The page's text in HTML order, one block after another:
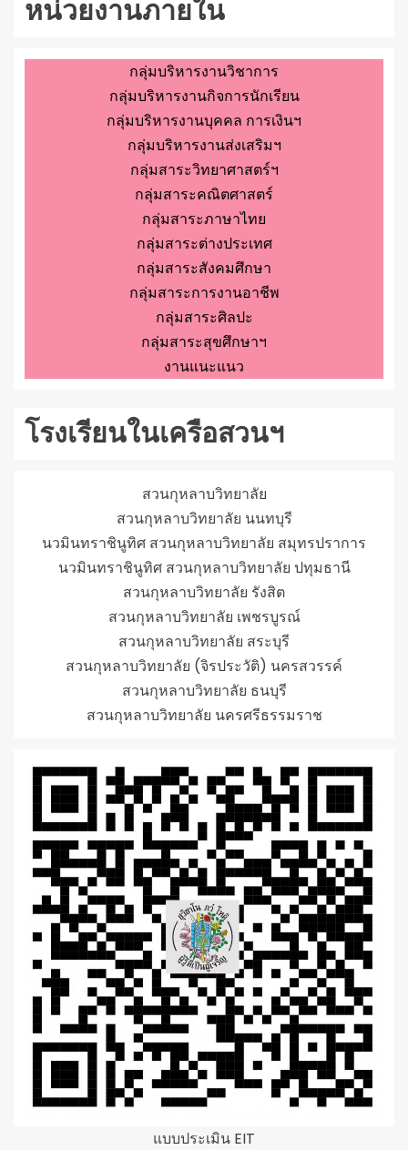
หน่วยงานภายใน
กลุ่มบริหารงานวิชาการ
กลุ่มบริหารงานกิจการนักเรียน
กลุ่มบริหารงานบุคคล การเงินฯ
กลุ่มบริหารงานส่งเสริมฯ
กลุ่มสาระวิทยาศาสตร์ฯ
กลุ่มสาระคณิตศาสตร์
กลุ่มสาระภาษาไทย
กลุ่มสาระต่างประเทศ
กลุ่มสาระสังคมศึกษา
กลุ่มสาระการงานอาชีพ
กลุ่มสาระศิลปะ
กลุ่มสาระสุขศึกษาฯ
งานแนะแนว
โรงเรียนในเครือสวนฯ
สวนกุหลาบวิทยาลัย
สวนกุหลาบวิทยาลัย นนทบุรี
นวมินทราชินูทิศ สวนกุหลาบวิทยาลัย สมุทรปราการ
นวมินทราชินูทิศ สวนกุหลาบวิทยาลัย ปทุมธานี
สวนกุหลาบวิทยาลัย รังสิต
สวนกุหลาบวิทยาลัย เพชรบูรณ์
สวนกุหลาบวิทยาลัย สระบุรี
สวนกุหลาบวิทยาลัย (จิรประวัติ) นครสวรรค์
สวนกุหลาบวิทยาลัย ธนบุรี
สวนกุหลาบวิทยาลัย นครศรีธรรมราช
แบบประเมิน EIT